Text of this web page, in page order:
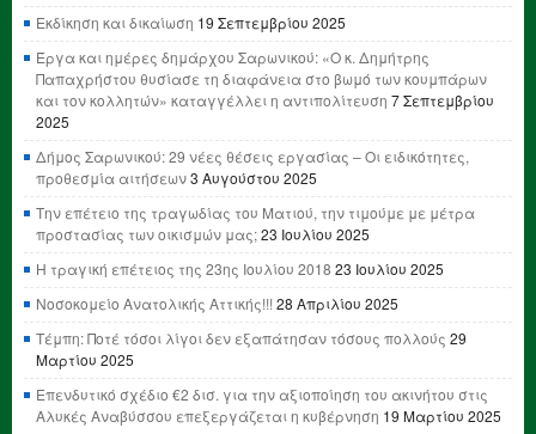
Εκδίκηση και δικαίωση 19 Σεπτεμβρίου 2025
Έργα και ημέρες δημάρχου Σαρωνικού: «Ο κ. Δημήτρης
Παπαχρήστου θυσίασε τη διαφάνεια στο βωμό των κουμπάρων
και τον κολλητών» καταγγέλλει η αντιπολίτευση 7 Σεπτεμβρίου
2025
Δήμος Σαρωνικού: 29 νέες θέσεις εργασίας – Οι ειδικότητες,
προθεσμία αιτήσεων3 Αυγούστου 2025
Την επέτειο της τραγωδίας του Ματιού, την τιμούμε με μέτρα
προστασίας των οικισμών μας;23 Ιουλίου 2025
Η τραγική επέτειος της 23ης Ιουλίου 2018 23 Ιουλίου 2025
Νοσοκομείο Ανατολικής Αττικής!!! 28 Απριλίου 2025
Τέμπη: Ποτέ τόσοι λίγοι δεν εξαπάτησαν τόσους πολλούς 29
Μαρτίου 2025
Επενδυτικό σχέδιο €2 δισ. για την αξιοποίηση του ακινήτου στις
Αλυκές Αναβύσσου επεξεργάζεται η κυβέρνηση 19 Μαρτίου 2025